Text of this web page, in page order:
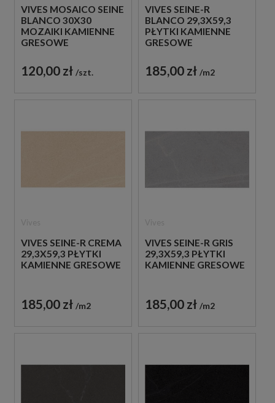
VIVES MOSAICO SEINE
BLANCO 30X30
MOZAIKI KAMIENNE
GRESOWE
120,00 zł szt.
VIVES SEINE-R
BLANCO 29,3X59,3
PŁYTKI KAMIENNE
GRESOWE
185,00 zł m2
VIVES SEINE-R CREMA
29,3X59,3 PŁYTKI
KAMIENNE GRESOWE
185,00 zł m2
VIVES SEINE-R GRIS
29,3X59,3 PŁYTKI
KAMIENNE GRESOWE
185,00 zł m2